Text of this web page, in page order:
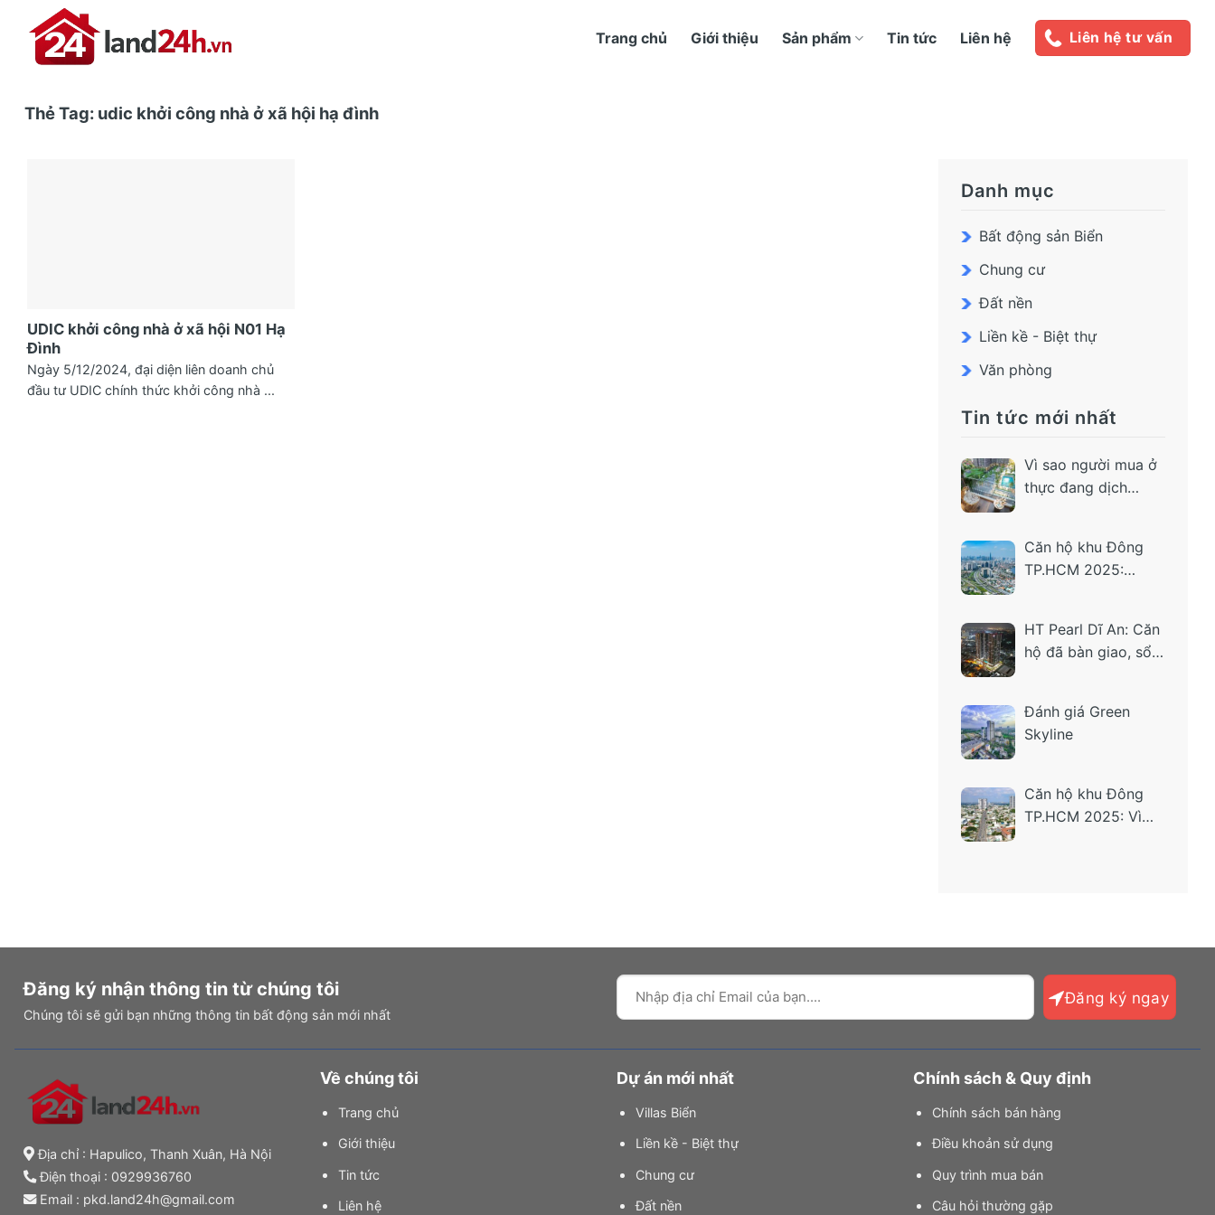
content
Trang chủ Giới thiệu Sản phẩm Tin tức Liên hệ Liên hệ tư vấn
Thẻ Tag: udic khởi công nhà ở xã hội hạ đình
UDIC khởi công nhà ở xã hội N01 Hạ
Đình
Ngày 5/12/2024, đại diện liên doanh chủ
đầu tư UDIC chính thức khởi công nhà ...
Danh mục
Bất động sản Biển
Chung cư
Đất nền
Liền kề - Biệt thự
Văn phòng
Tin tức mới nhất
Vì sao người mua ở
thực đang dịch
Căn hộ khu Đông
TP.HCM 2025:
gì?
HT Pearl Dĩ An: Căn
hộ đã bàn giao, sổ
tìm?
Đánh giá Green
Skyline
Căn hộ khu Đông
TP.HCM 2025: Vì
Đăng ký nhận thông tin từ chúng tôi
Chúng tôi sẽ gửi bạn những thông tin bất động sản mới nhất
Địa chỉ : Hapulico, Thanh Xuân, Hà Nội
Điện thoại : 0929936760
Email : pkd.land24h@gmail.com
Về chúng tôi
Trang chủ
Giới thiệu
Tin tức
Liên hệ
Dự án mới nhất
Villas Biển
Liền kề - Biệt thự
Chung cư
Đất nền
Chính sách & Quy định
Chính sách bán hàng
Điều khoản sử dụng
Quy trình mua bán
Câu hỏi thường gặp